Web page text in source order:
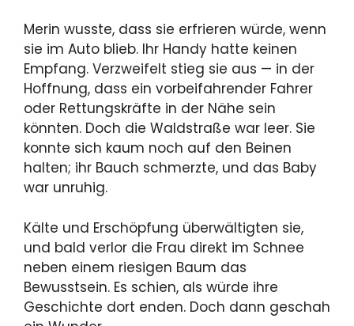
Merin wusste, dass sie erfrieren würde, wenn
sie im Auto blieb. Ihr Handy hatte keinen
Empfang. Verzweifelt stieg sie aus — in der
Hoffnung, dass ein vorbeifahrender Fahrer
oder Rettungskräfte in der Nähe sein
könnten. Doch die Waldstraße war leer. Sie
konnte sich kaum noch auf den Beinen
halten; ihr Bauch schmerzte, und das Baby
war unruhig.
Kälte und Erschöpfung überwältigten sie,
und bald verlor die Frau direkt im Schnee
neben einem riesigen Baum das
Bewusstsein. Es schien, als würde ihre
Geschichte dort enden. Doch dann geschah